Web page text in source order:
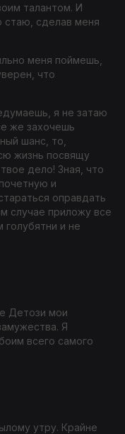
талантом. И
стаю, сделав меня
меня поймешь,
что
я не затаю
же захочешь
шанс, то,
жизнь посвящу
дело! Зная, что
и
оправдать
случае приложу все
и не
Детози мои
Я
всего самого
утру. Крайне